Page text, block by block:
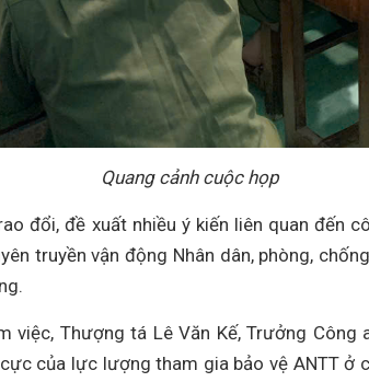
Quang cảnh cuộc họp
đổi, đề xuất nhiều ý kiến liên quan đến
truyền vận động Nhân dân, phòng,
việc, Thượng tá Lê Văn Kế, Trưởng Công
của lực lượng tham gia bảo vệ ANTT ở